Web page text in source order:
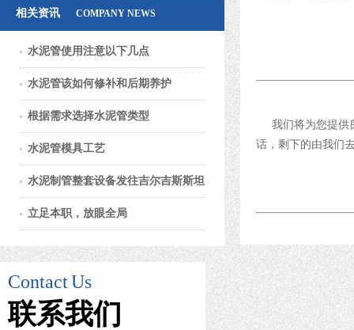
相关资讯 COMPANY NEWS
水泥管使用注意以下几点
水泥管该如何修补和后期养护
根据需求选择水泥管类型
水泥管模具工艺
水泥制管整套设备发往吉尔吉斯斯坦
立足本职，放眼全局
ContactUs
联系我们
我们将为您提供
话，剩下的由我们